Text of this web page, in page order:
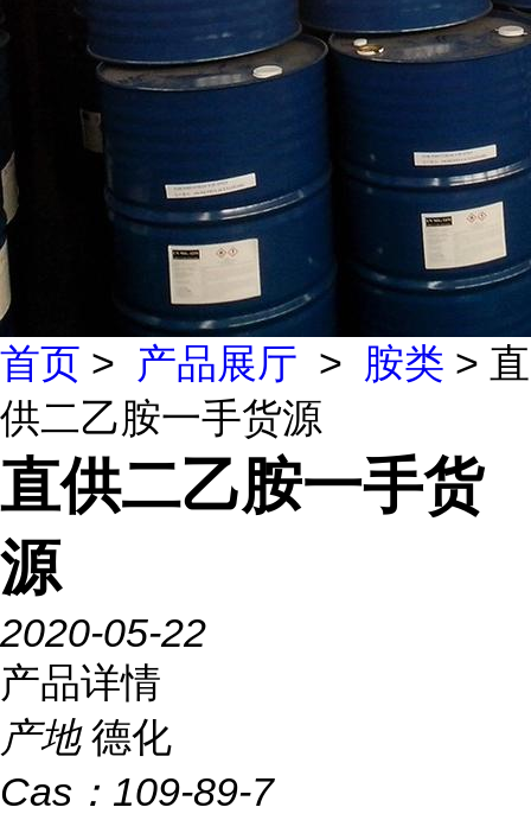
首页 > 产品展厅 > 胺类 > 直
供二乙胺一手货源
直供二乙胺一手货
源
2020-05-22
产品详情
产地 德化
Cas： 109-89-7